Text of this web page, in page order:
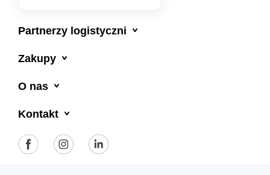
Partnerzy logistyczni
Zakupy
O nas
Kontakt